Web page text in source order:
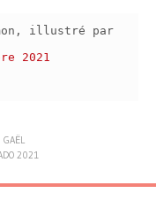
illustré par
2021
GAËL
2021